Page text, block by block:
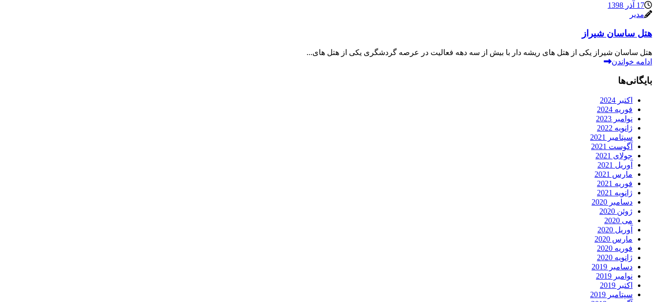
17 آذر 1398
مدیر
هتل ساسان شیراز
هتل ساسان شیراز یکی از هتل های ریشه دار با بیش از سه دهه فعالیت در عرصه گردشگری یکی از هتل های...
ادامه خواندن
بایگانی‌ها
اکتبر 2024
فوریه 2024
نوامبر 2023
ژانویه 2022
سپتامبر 2021
آگوست 2021
جولای 2021
آوریل 2021
مارس 2021
فوریه 2021
ژانویه 2021
دسامبر 2020
ژوئن 2020
می 2020
آوریل 2020
مارس 2020
فوریه 2020
ژانویه 2020
دسامبر 2019
نوامبر 2019
اکتبر 2019
سپتامبر 2019